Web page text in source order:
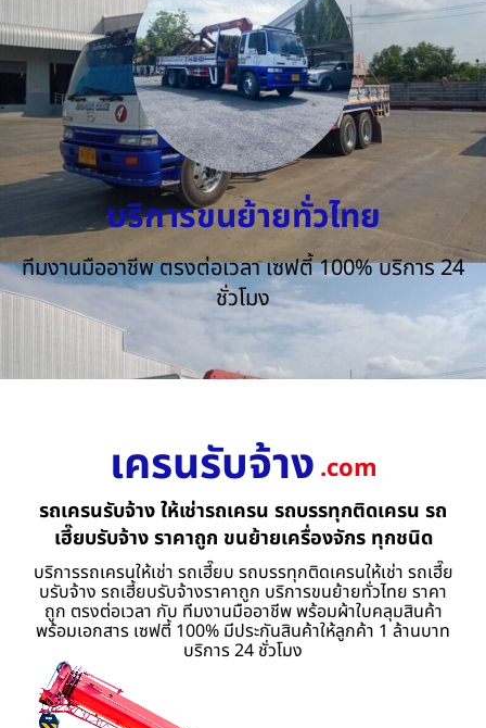
บริการขนย้ายทั่วไทย
ทีมงานมืออาชีพ ตรงต่อเวลา เซฟตี้ 100% บริการ 24
ชั่วโมง
เครนรับจ้าง .com
รถเครนรับจ้าง ให้เช่ารถเครน รถบรรทุกติดเครน รถ
เฮี๊ยบรับจ้าง ราคาถูก ขนย้ายเครื่องจักร ทุกชนิด
บริการรถเครนให้เช่า รถเฮี๊ยบ รถบรรทุกติดเครนให้เช่า รถเฮี๊ย
บรับจ้าง รถเฮี้ยบรับจ้างราคาถูก บริการขนย้ายทั่วไทย ราคา
ถูก ตรงต่อเวลา กับ ทีมงานมืออาชีพ พร้อมผ้าใบคลุมสินค้า
พร้อมเอกสาร เซฟตี้ 100% มีประกันสินค้าให้ลูกค้า 1 ล้านบาท
บริการ 24 ชั่วโมง